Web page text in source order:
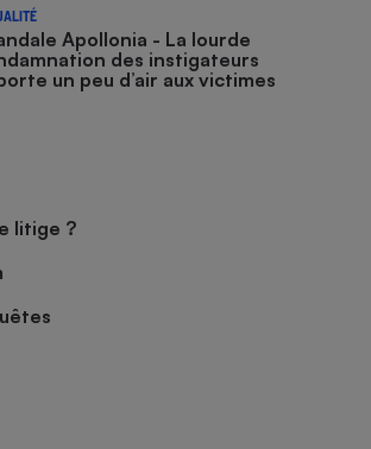
Apollonia - La lourde
des instigateurs
un peu d’air aux victimes
litige ?